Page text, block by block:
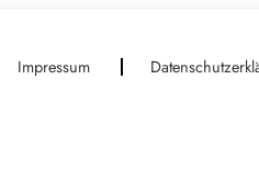
Impressum